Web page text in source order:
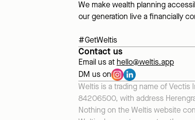
We make wealth planning
our generation live a financially
#GetWeltis
Contact us
Email us at hello@weltis.app
DM us on
Weltis is a trading name of
84206500, with address
Nothing on the Weltis website